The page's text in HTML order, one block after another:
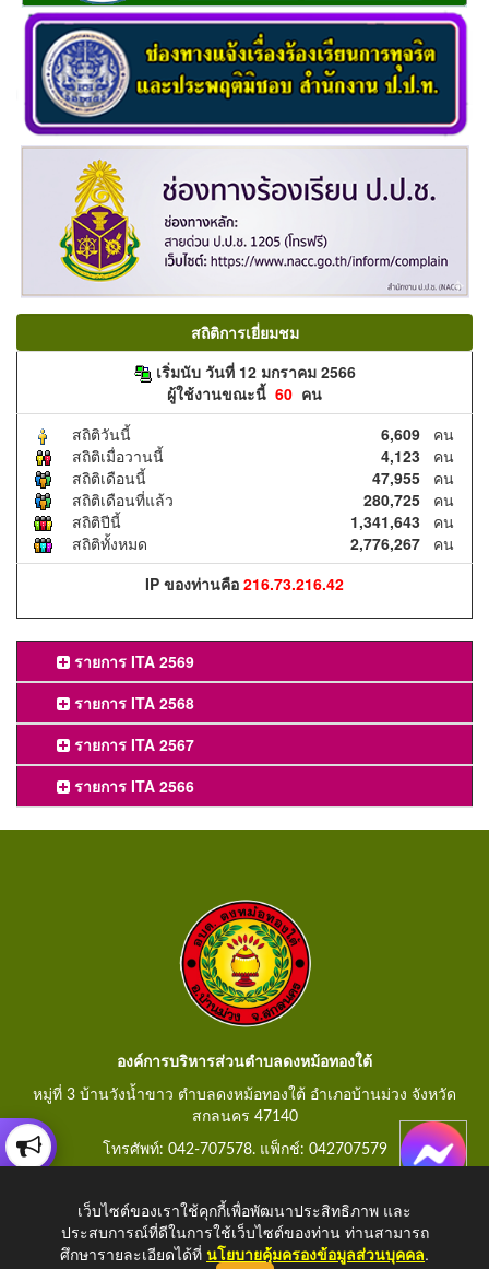
สถิติการเยี่ยมชม
เริ่มนับ วันที่ 12 มกราคม 2566
ผู้ใช้งานขณะนี้ 60 คน
สถิติวันนี้
6,609 คน
สถิติเมื่อวานนี้
4,123 คน
สถิติเดือนนี้
47,955 คน
สถิติเดือนที่แล้ว
280,725 คน
สถิติปีนี้
1,341,643 คน
สถิติทั้งหมด
2,776,267 คน
IP ของท่านคือ 216.73.216.42
รายการ ITA 2569
รายการ ITA 2568
รายการ ITA 2567
รายการ ITA 2566
องค์การบริหารส่วนตำบลดงหม้อทองใต้
หมู่ที่ 3 บ้านวังน้ำขาว ตำบลดงหม้อทองใต้ อำเภอบ้านม่วง จังหวัด
สกลนคร 47140
โทรศัพท์: 042-707578. แฟ็กช์: 042707579
เว็บไซต์ของเราใช้คุกกี้เพื่อพัฒนาประสิทธิภาพ และ
ประสบการณ์ที่ดีในการใช้เว็บไซต์ของท่าน ท่านสามารถ
ศึกษารายละเอียดได้ที่ นโยบายคุ้มครองข้อมูลส่วนบุคคล.